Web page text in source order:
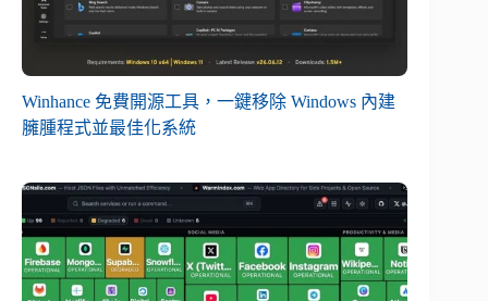
Winhance 免費開源工具，一鍵移除 Windows 內建
臃腫程式並最佳化系統